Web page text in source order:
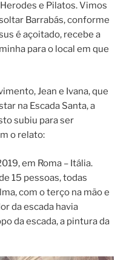
e Pilatos. Vimos
Barrabás, conforme
é açoitado, recebe a
para o local em que
Jean e Ivana, que
na Escada Santa, a
subiu para ser
o relato:
em Roma – Itália.
15 pessoas, todas
com o terço na mão e
da escada havia
da escada, a pintura da